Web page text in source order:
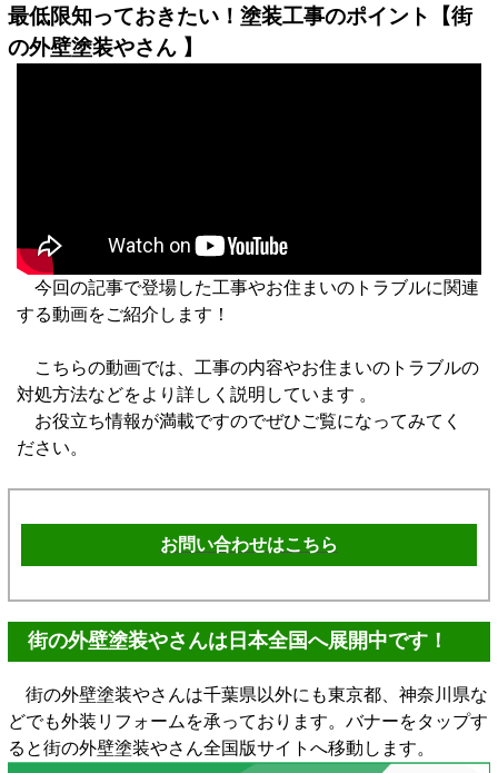
最低限知っておきたい！塗装工事のポイント【街
の外壁塗装やさん 】
今回の記事で登場した工事やお住まいのトラブルに関連
する動画をご紹介します！
こちらの動画では、工事の内容やお住まいのトラブルの
対処方法などをより詳しく説明しています 。
お役立ち情報が満載ですのでぜひご覧になってみてく
ださい。
お問い合わせはこちら
街の外壁塗装やさんは日本全国へ展開中です！
街の外壁塗装やさんは千葉県以外にも東京都、神奈川県な
どでも外装リフォームを承っております。バナーをタップす
ると街の外壁塗装やさん全国版サイトへ移動します。